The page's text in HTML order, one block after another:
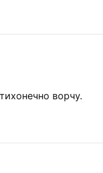
ворчу.